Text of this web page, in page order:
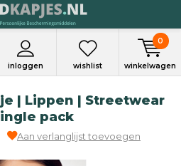
inloggen wishlist winkelwagen
0
| Lippen | Streetwear
pack
Aan verlanglijst toevoegen